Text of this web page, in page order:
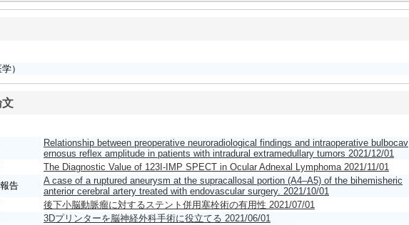
）
文
Relationship between preoperative neuroradiological findings and intraoperative bulbocav
ernosus reflex amplitude in patients with intradural extramedullary tumors 2021/12/01
The Diagnostic Value of 123I-IMP SPECT in Ocular Adnexal Lymphoma 2021/11/01
報告
A case of a ruptured aneurysm at the supracallosal portion (A4–A5) of the bihemisheric
anterior cerebral artery treated with endovascular surgery. 2021/10/01
後下小脳動脈瘤に対するステント併用塞栓術の有用性 2021/07/01
3Dプリンターを脳神経外科手術に役立てる 2021/06/01